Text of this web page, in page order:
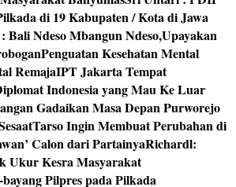
di 19 Kabupaten / Kota di Jawa
Bali Ndeso Mbangun Ndeso,Upayakan
Penguatan Kesehatan Mental
RemajaIPT Jakarta Tempat
Indonesia yang Mau Ke Luar
Gadaikan Masa Depan Purworejo
Tarso Ingin Membuat Perubahan di
Calon dari PartainyaRichardl:
Ukur Kesra Masyarakat
Pilpres pada Pilkada